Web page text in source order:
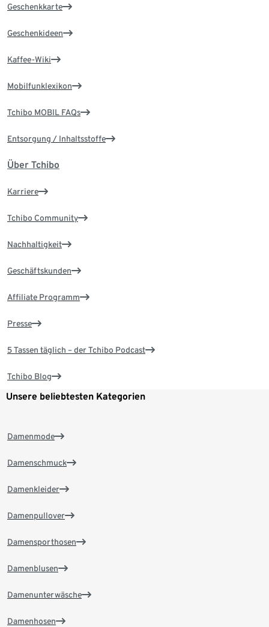
Geschenkkarte
Geschenkideen
Kaffee-Wiki
Mobilfunklexikon
Tchibo MOBIL FAQs
Entsorgung / Inhaltsstoffe
Über Tchibo
Karriere
Tchibo Community
Nachhaltigkeit
Geschäftskunden
Affiliate Programm
Presse
5 Tassen täglich – der Tchibo Podcast
Tchibo Blog
Unsere beliebtesten Kategorien
Damenmode
Damenschmuck
Damenkleider
Damenpullover
Damensporthosen
Damenblusen
Damenunterwäsche
Damenhosen